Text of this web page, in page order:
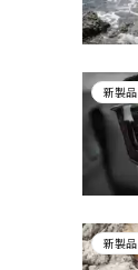
新製品
新製品